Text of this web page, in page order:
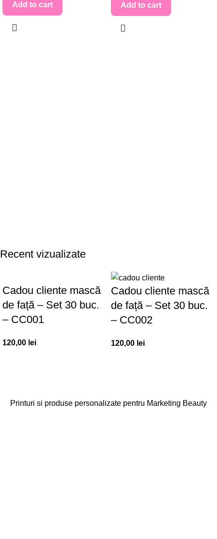
Add to cart Add to cart
Recent vizualizate
Cadou cliente mască
de față – Set 30 buc.
– CC001
120,00 lei
Cadou cliente mască
de față – Set 30 buc.
– CC002
120,00 lei
Printuri si produse personalizate pentru Marketing Beauty